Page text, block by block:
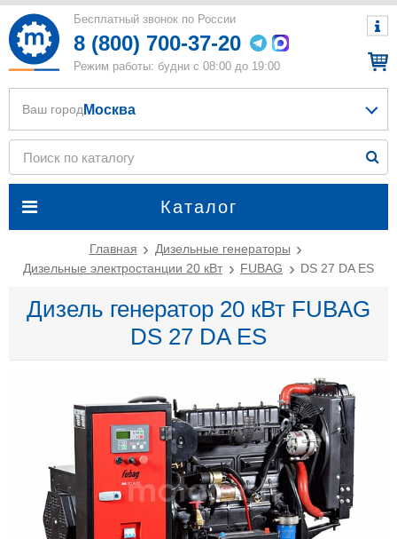
Бесплатный звонок по России
8 (800) 700-37-20
Режим работы: будни с 08:00 до 19:00
Каталог
Ваш город Москва
Главная
Дизельные генераторы
Дизельные электростанции 20 кВт
FUBAG DS 27 DA ES
Дизель генератор 20 кВт FUBAG
DS 27 DA ES